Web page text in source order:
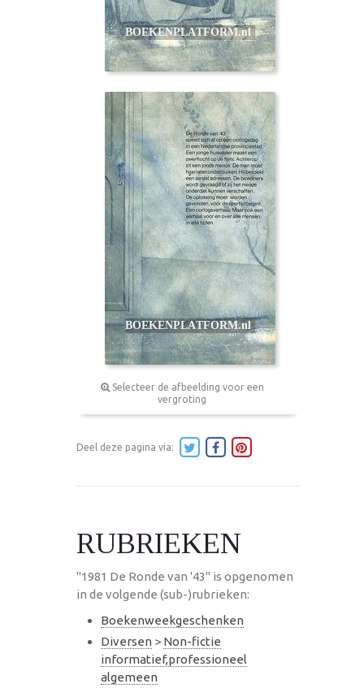
Selecteer de afbeelding voor een
vergroting
Deel deze pagina via:
RUBRIEKEN
"1981 De Ronde van '43" is opgenomen
in de volgende (sub-)rubrieken:
Boekenweekgeschenken
Diversen > Non-fictie
informatief,professioneel
algemeen